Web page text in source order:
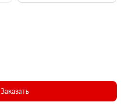
Заказать